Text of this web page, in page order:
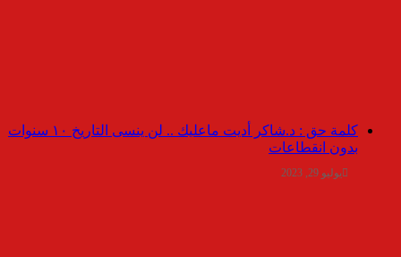
كلمة حق : د.شاكر أديت ماعليك .. لن ينسى التاريخ ١٠ سنوات
بدون انقطاعات
يوليو 29, 2023